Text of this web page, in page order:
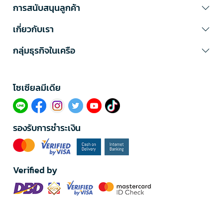
การสนับสนุนลูกค้า
เกี่ยวกับเรา
กลุ่มธุรกิจในเครือ
โซเซียลมีเดีย​
รองรับการชำระเงิน
Verified by